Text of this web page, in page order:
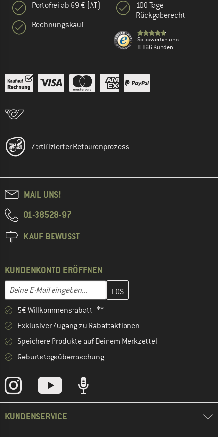
Portofrei ab 69 € (AT)
Rechnungskauf
100 Tage
Rückgaberecht
So bewerten uns
8.866 Kunden
Zertifizierter Retourenprozess
MAIL UNS!
01-38528-97
KAUF BEWUSST
KUNDENKONTO ERÖFFNEN
Deine E-Mail eingeben...
Gib hier deine E-Mail-Adresse ein und erstelle im nächsten
5€ Willkommensrabatt **
Exklusiver Zugang zu Rabattaktionen
Speichere Produkte auf Deinem Merkzettel
Geburtstagsüberraschung
KUNDENSERVICE